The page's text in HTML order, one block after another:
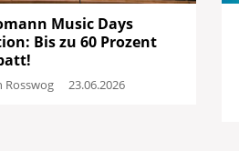
Music Days
Bis zu 60 Prozent
Rosswog 23.06.2026